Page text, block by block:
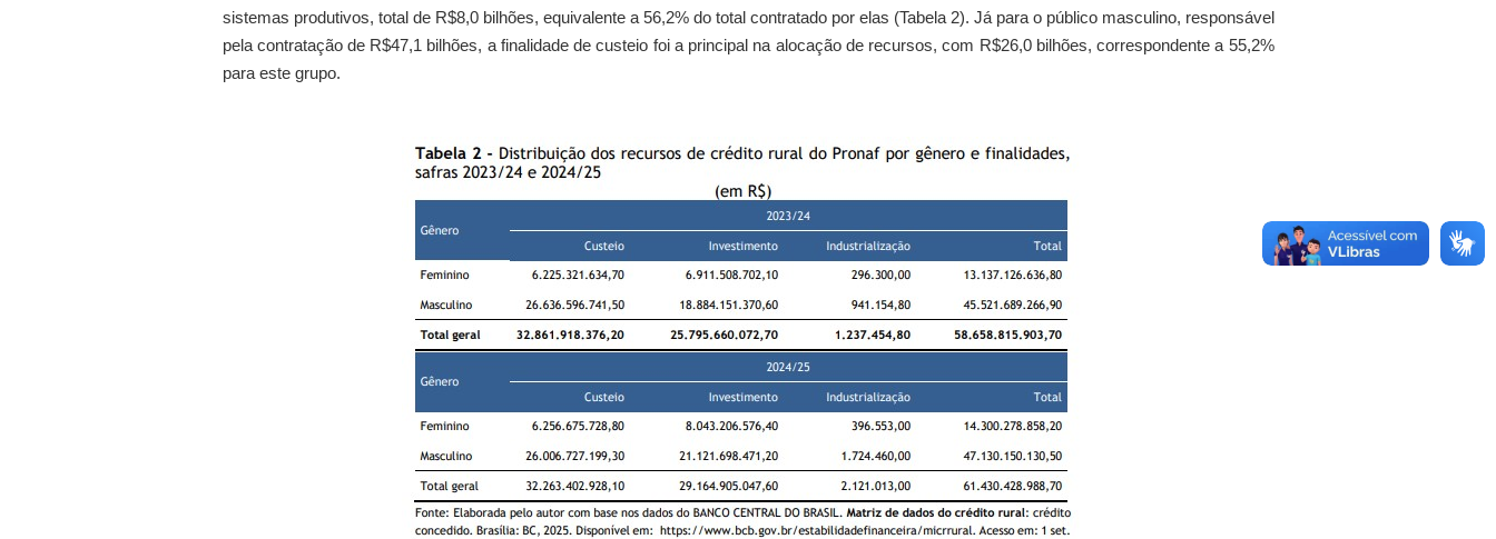
sistemas produtivos, total de R$8,0 bilhões, equivalente a 56,2% do total contratado por elas (Tabela 2). Já para o público masculino, responsável
pela contratação de R$47,1 bilhões, a finalidade de custeio foi a principal na alocação de recursos, com R$26,0 bilhões, correspondente a 55,2%
para este grupo.